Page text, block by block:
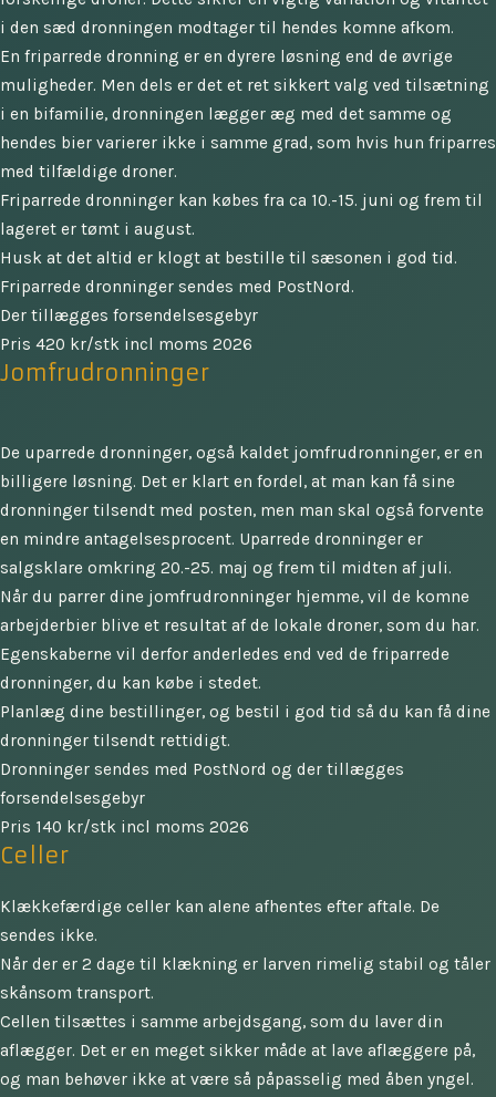
i den sæd dronningen modtager til hendes komne afkom.
En friparrede dronning er en dyrere løsning end de øvrige
muligheder. Men dels er det et ret sikkert valg ved tilsætning
i en bifamilie, dronningen lægger æg med det samme og
hendes bier varierer ikke i samme grad, som hvis hun friparres
med tilfældige droner.
Friparrede dronninger kan købes fra ca 10.-15. juni og frem til
lageret er tømt i august.
Husk at det altid er klogt at bestille til sæsonen i god tid.
Friparrede dronninger sendes med PostNord.
Der tillægges forsendelsesgebyr
Pris 420 kr/stk incl moms 2026
Jomfrudronninger
De uparrede dronninger, også kaldet jomfrudronninger, er en
billigere løsning. Det er klart en fordel, at man kan få sine
dronninger tilsendt med posten, men man skal også forvente
en mindre antagelsesprocent. Uparrede dronninger er
salgsklare omkring 20.-25. maj og frem til midten af juli.
Når du parrer dine jomfrudronninger hjemme, vil de komne
arbejderbier blive et resultat af de lokale droner, som du har.
Egenskaberne vil derfor anderledes end ved de friparrede
dronninger, du kan købe i stedet.
Planlæg dine bestillinger, og bestil i god tid så du kan få dine
dronninger tilsendt rettidigt.
Dronninger sendes med PostNord og der tillægges
forsendelsesgebyr
Pris 140 kr/stk incl moms 2026
Celler
Klækkefærdige celler kan alene afhentes efter aftale. De
sendes ikke.
Når der er 2 dage til klækning er larven rimelig stabil og tåler
skånsom transport.
Cellen tilsættes i samme arbejdsgang, som du laver din
aflægger. Det er en meget sikker måde at lave aflæggere på,
og man behøver ikke at være så påpasselig med åben yngel.